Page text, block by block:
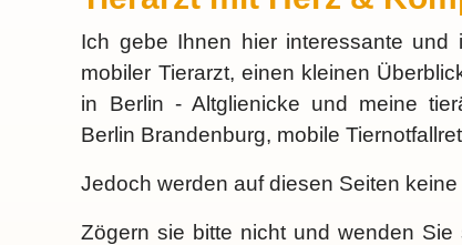
Ich gebe Ihnen hier interessante und
mobiler Tierarzt, einen kleinen
in Berlin - Altglienicke und meine
Berlin Brandenburg, mobile
Jedoch werden auf diesen Seiten
Zögern sie bitte nicht und wenden